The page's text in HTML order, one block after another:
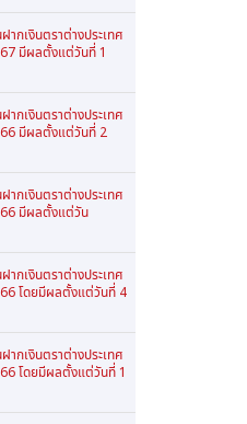
ากเงินตราต่างประเทศ
มีผลตั้งแต่วันที่ 1
ากเงินตราต่างประเทศ
มีผลตั้งแต่วันที่ 2
ากเงินตราต่างประเทศ
มีผลตั้งแต่วัน
ากเงินตราต่างประเทศ
โดยมีผลตั้งแต่วันที่ 4
ากเงินตราต่างประเทศ
โดยมีผลตั้งแต่วันที่ 1